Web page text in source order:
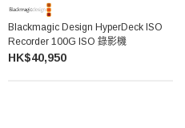
Blackmagic Design HyperDeck ISO
Recorder 100G ISO 錄影機
HK$40,950